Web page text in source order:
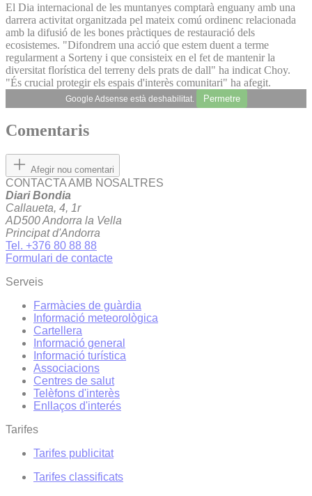
El Dia internacional de les muntanyes comptarà enguany amb una
darrera activitat organitzada pel mateix comú ordinenc relacionada
amb la difusió de les bones pràctiques de restauració dels
ecosistemes. "Difondrem una acció que estem duent a terme
regularment a Sorteny i que consisteix en el fet de mantenir la
diversitat florística del terreny dels prats de dall" ha indicat Choy.
"És crucial protegir els espais d'interès comunitari" ha afegit.
Google Adsense està deshabilitat. Permetre
Comentaris
Afegir nou comentari
CONTACTA AMB NOSALTRES
Diari Bondia
Callaueta, 4, 1r
AD500 Andorra la Vella
Principat d'Andorra
Tel. +376 80 88 88
Formulari de contacte
Serveis
Farmàcies de guàrdia
Informació meteorològica
Cartellera
Informació general
Informació turística
Associacions
Centres de salut
Telèfons d'interès
Enllaços d'interés
Tarifes
Tarifes publicitat
Tarifes classificats